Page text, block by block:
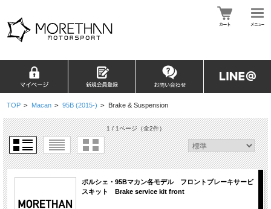
TOP > Macan > 95B (2015-) > Brake & Suspension
1 / 1ページ（全2件）
ポルシェ・95Bマカン各モデル フロントブレーキサービ
スキット Brake service kit front